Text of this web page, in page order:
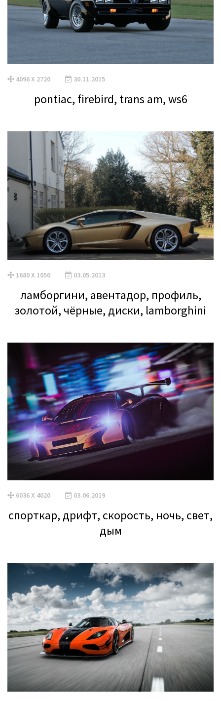
4096 X 2720 30.11.2015
pontiac, firebird, trans am, ws6
1680 X 1050 03.05.2013
ламборгини, авентадор, профиль,
золотой, чёрные, диски, lamborghini
6036 X 4020 03.06.2019
спорткар, дрифт, скорость, ночь, свет,
дым